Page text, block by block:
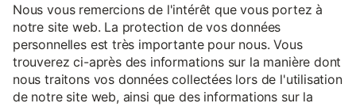
Nous vous remercions de l'intérêt que vous portez à
notre site web. La protection de vos données
personnelles est très importante pour nous. Vous
trouverez ci-après des informations sur la manière dont
nous traitons vos données collectées lors de l'utilisation
de notre site web, ainsi que des informations sur la